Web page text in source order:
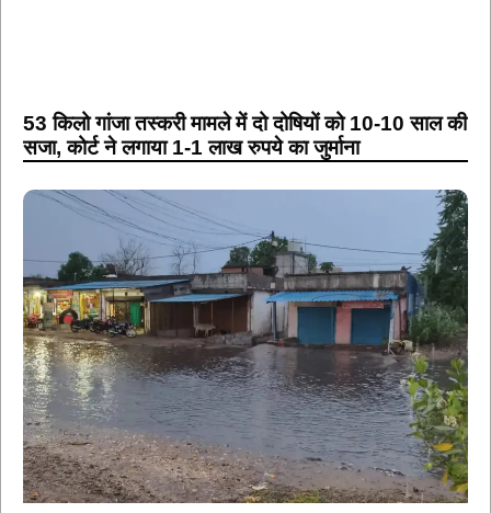
53 किलो गांजा तस्करी मामले में दो दोषियों को 10-10 साल की
सजा, कोर्ट ने लगाया 1-1 लाख रुपये का जुर्माना